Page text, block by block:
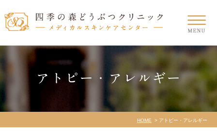
アトピー・アレルギー
HOME アトピー・アレルギー